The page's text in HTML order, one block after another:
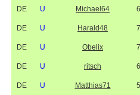
DE U Michael64
DE U Harald48
DE U Obelix
DE U ritsch
DE U Matthias71